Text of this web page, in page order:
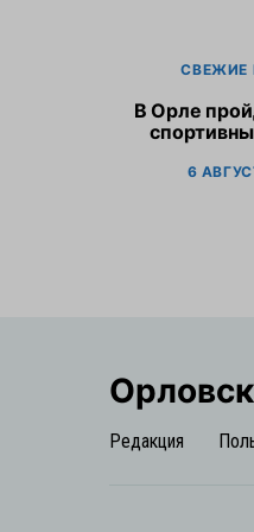
СВЕЖИЕ
В Орле
6
Редакция